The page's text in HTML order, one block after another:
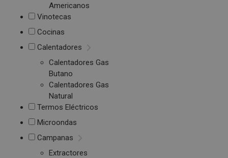
Americanos
Vinotecas
Cocinas
Calentadores
Calentadores Gas
Butano
Calentadores Gas
Natural
Termos Eléctricos
Microondas
Campanas
Extractores